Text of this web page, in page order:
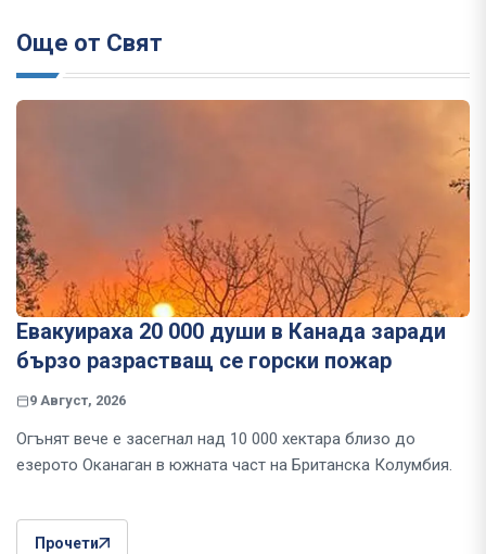
Още от Свят
Евакуираха 20 000 души в Канада заради
бързо разрастващ се горски пожар
9 Август, 2026
Огънят вече е засегнал над 10 000 хектара близо до
езерото Оканаган в южната част на Британска Колумбия.
Прочети